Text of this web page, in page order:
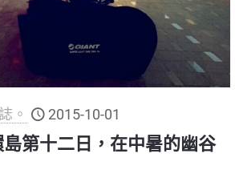
。 2015-10-01
島第十二日，在中暑的幽谷